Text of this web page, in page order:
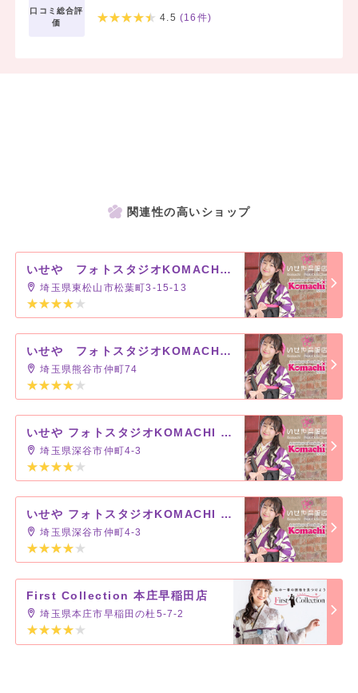
口コミ総合評
価
4.5 (16 件)
関連性の高いショップ
いせや フォトスタジオKOMACHI 東松山店
埼玉県東松山市松葉町3-15-13
いせや フォトスタジオKOMACHI八木橋店
埼玉県熊谷市仲町74
いせや フォトスタジオKOMACHI 深谷店
埼玉県深谷市仲町4-3
いせや フォトスタジオKOMACHI 深谷店
埼玉県深谷市仲町4-3
First Collection 本庄早稲田店
埼玉県本庄市早稲田の杜5-7-2